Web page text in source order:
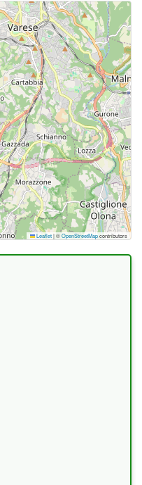
Leaflet|©OpenStreetMapcontributors